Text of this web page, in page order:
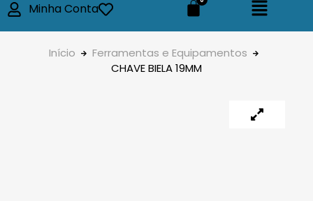
Minha Conta
Início
Ferramentas e Equipamentos
CHAVE BIELA 19MM